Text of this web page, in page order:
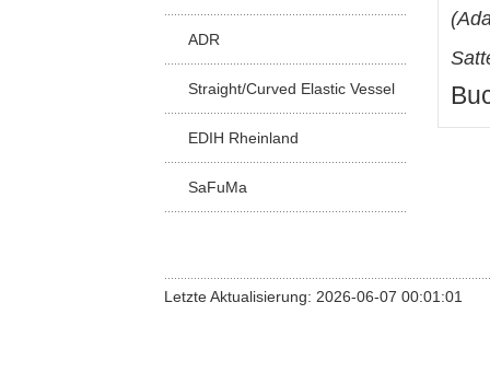
ADR
Straight/Curved Elastic Vessel
EDIH Rheinland
SaFuMa
(
Letzte Aktualisierung: 2026-06-07 00:01:01